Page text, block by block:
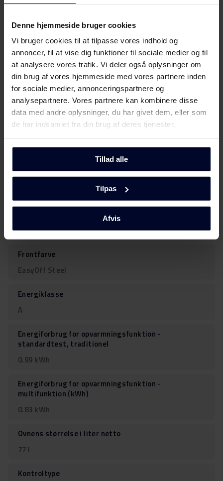
Denne hjemmeside bruger cookies
Vi bruger cookies til at tilpasse vores indhold og
annoncer, til at vise dig funktioner til sociale medier og til
at analysere vores trafik. Vi deler også oplysninger om
din brug af vores hjemmeside med vores partnere inden
for sociale medier, annonceringspartnere og
analysepartnere. Vores partnere kan kombinere disse
data med andre oplysninger, du har givet dem, eller som
de har indsamlet fra din brug af deres tjenester.
Tillad alle
Tilpas
Afvis
halogensidespot giver
ovnrummet. Lyset er
holde øje med maden på
flere niveauer.
Vis flere features
Beskrivelse
X-Type
Frontfarve
EasyOff Steel
Energiklasse
A
Energiforbrug for opvarmningsfunktion -
standardtest, traditionel
0.99 kWh
Energiforbrug for opvarmningsfunktion -
multifunktion (kWh)
0.83 kWh
Ovnens størrelse i liter netto
77 l
Kontroltype